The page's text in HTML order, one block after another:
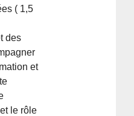
( 1,5
des
et
le rôle